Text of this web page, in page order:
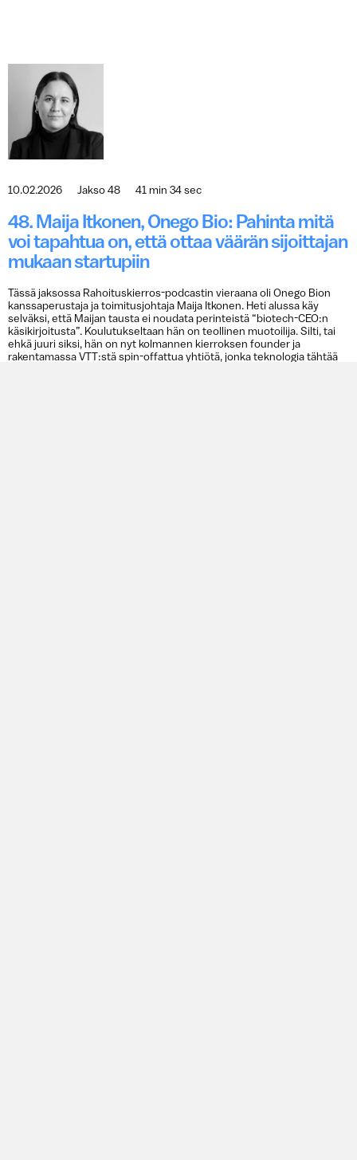
10.02.2026 Jakso 48 41 min 34 sec
48. Maija Itkonen, Onego Bio: Pahinta mitä
voi tapahtua on, että ottaa väärän sijoittajan
mukaan startupiin
Tässä jaksossa Rahoituskierros-podcastin vieraana oli Onego Bion
kanssaperustaja ja toimitusjohtaja Maija Itkonen. Heti alussa käy
selväksi, että Maijan tausta ei noudata perinteistä “biotech-CEO:n
käsikirjoitusta”. Koulutukseltaan hän on teollinen muotoilija. Silti, tai
ehkä juuri siksi, hän on nyt kolmannen kierroksen founder ja
rakentamassa VTT:stä spin-offattua yhtiötä, jonka teknologia tähtää